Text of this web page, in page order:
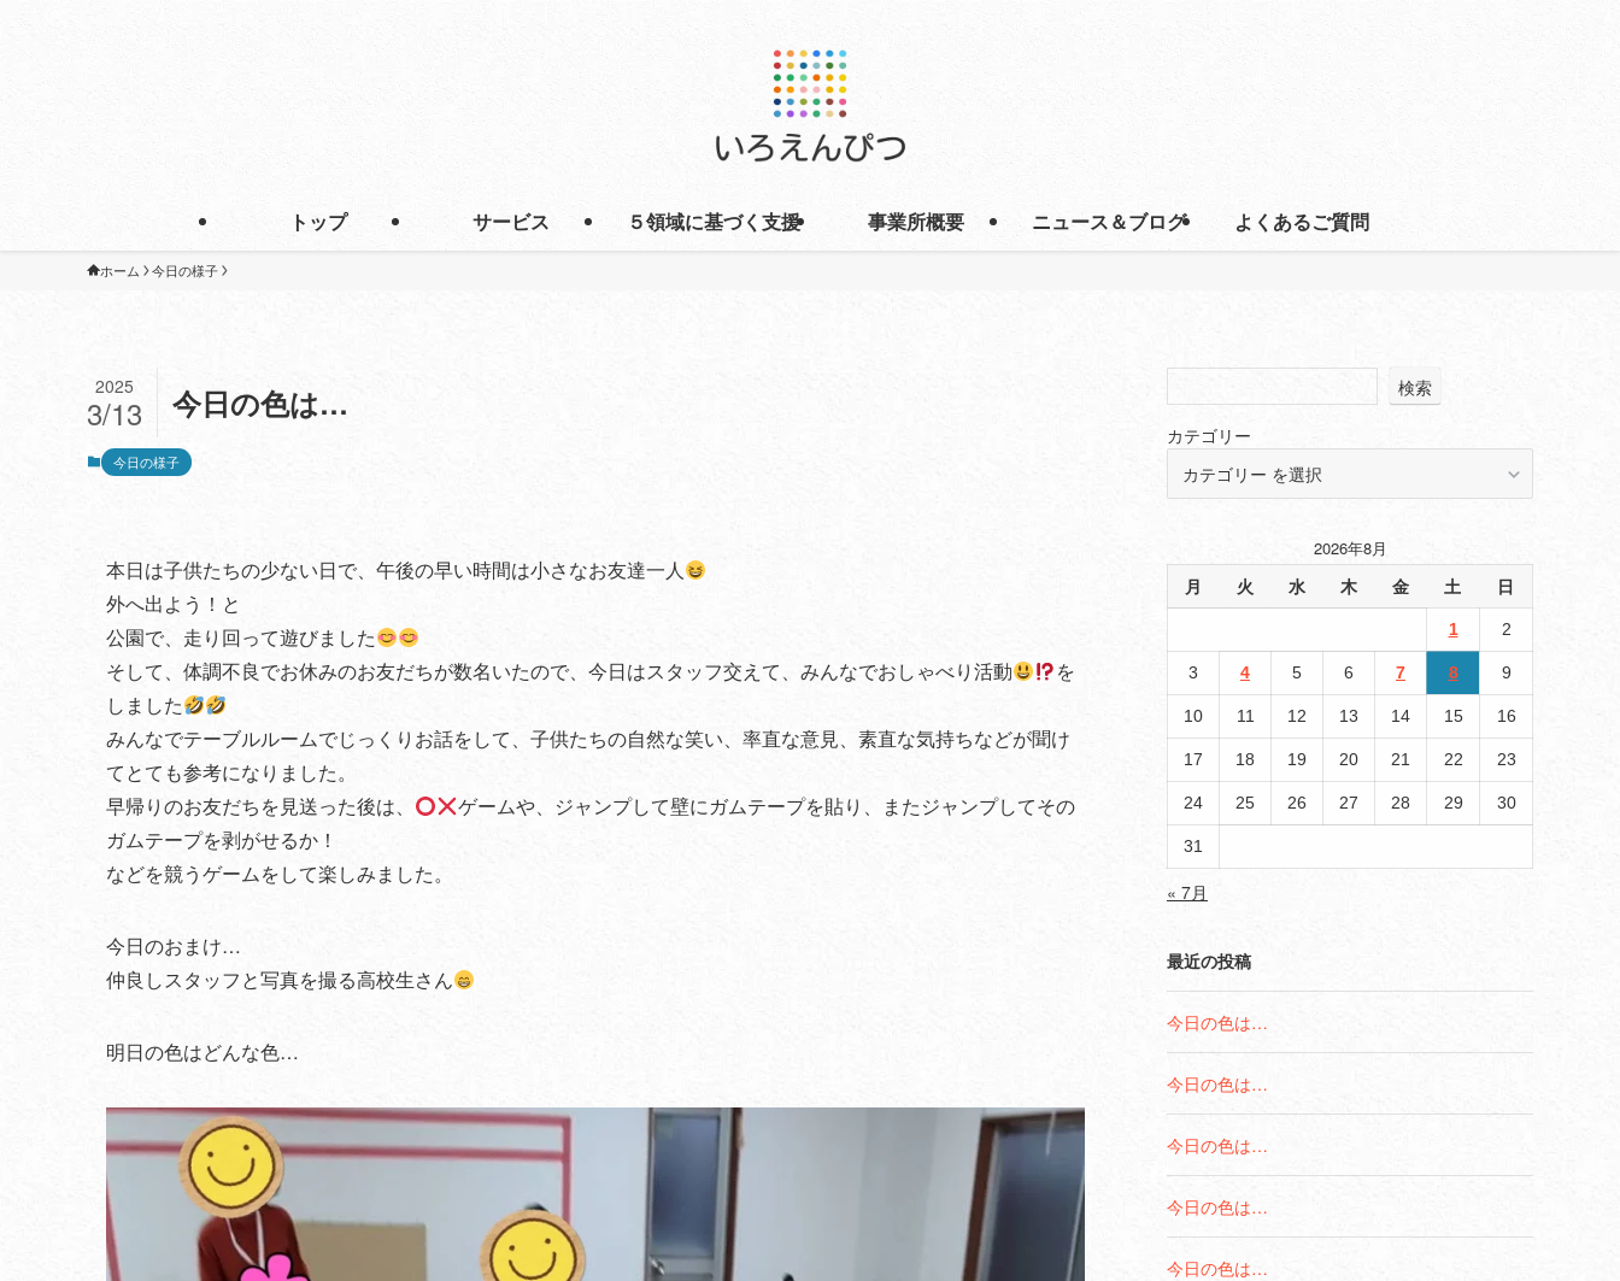
トップ サービス ５領域に基づく支援 事業所概要 ニュース＆ブログ よくあるご質問
ホーム 今日の様子
今日の色は…
2025
3/13
今日の様子
本日は子供たちの少ない日で、午後の早い時間は小さなお友達一人
外へ出よう！と
公園で、走り回って遊びました
そして、体調不良でお休みのお友だちが数名いたので、今日はスタッフ交えて、みんなでおしゃべり活動
を
しました
みんなでテーブルルームでじっくりお話をして、子供たちの自然な笑い、率直な意見、素直な気持ちなどが聞け
てとても参考になりました。
早帰りのお友だちを見送った後は、
ゲームや、ジャンプして壁にガムテープを貼り、またジャンプしてその
ガムテープを剥がせるか！
などを競うゲームをして楽しみました。
今日のおまけ…
仲良しスタッフと写真を撮る高校生さん
明日の色はどんな色…
検索
カテゴリー
2026年8月
月 火 水 木 金 土 日
1 2
3 4 5 6 7 8 9
10 11 12 13 14 15 16
17 18 19 20 21 22 23
24 25 26 27 28 29 30
31
« 7月
最近の投稿
今日の色は…
今日の色は…
今日の色は…
今日の色は…
今日の色は…